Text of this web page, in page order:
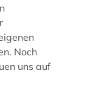
Noch
uns auf